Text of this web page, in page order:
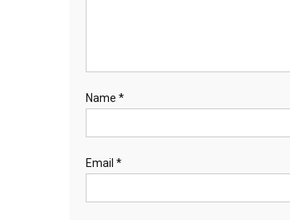
Name *
Email *